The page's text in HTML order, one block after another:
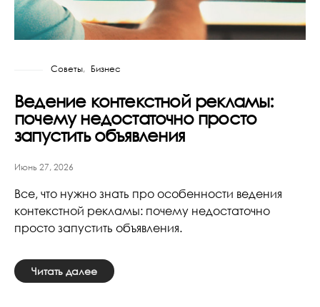
Советы Бизнес
Ведение контекстной рекламы:
почему недостаточно просто
запустить объявления
Июнь 27, 2026
Все, что нужно знать про особенности ведения
контекстной рекламы: почему недостаточно
просто запустить объявления.
Читать далее